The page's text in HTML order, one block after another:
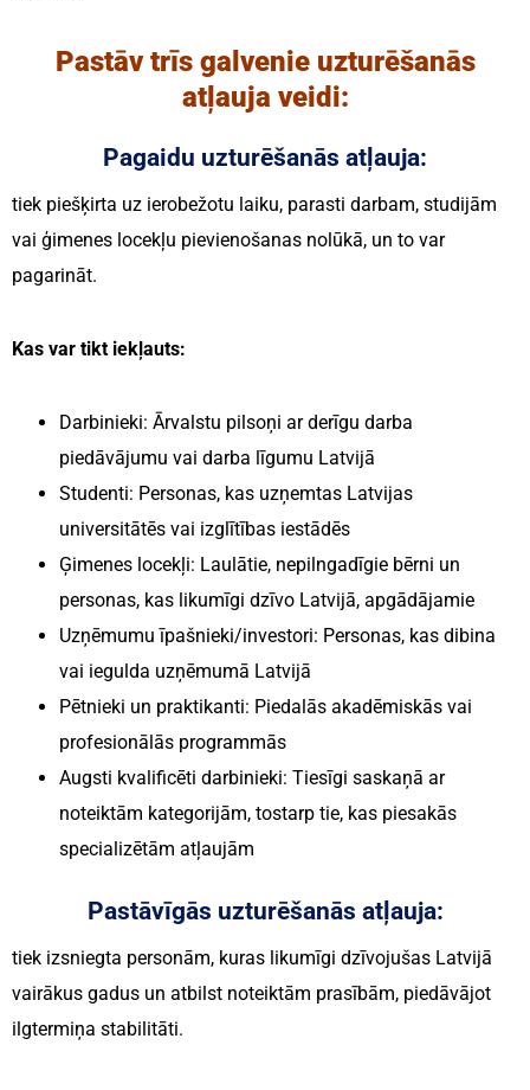
Pastāv trīs galvenie uzturēšanās
atļauja veidi:
Pagaidu uzturēšanās atļauja:
tiek piešķirta uz ierobežotu laiku, parasti darbam, studijām
vai ģimenes locekļu pievienošanas nolūkā, un to var
pagarināt.
Kas var tikt iekļauts:
Darbinieki: Ārvalstu pilsoņi ar derīgu darba
piedāvājumu vai darba līgumu Latvijā
Studenti: Personas, kas uzņemtas Latvijas
universitātēs vai izglītības iestādēs
Ģimenes locekļi: Laulātie, nepilngadīgie bērni un
personas, kas likumīgi dzīvo Latvijā, apgādājamie
Uzņēmumu īpašnieki/investori: Personas, kas dibina
vai iegulda uzņēmumā Latvijā
Pētnieki un praktikanti: Piedalās akadēmiskās vai
profesionālās programmās
Augsti kvalificēti darbinieki: Tiesīgi saskaņā ar
noteiktām kategorijām, tostarp tie, kas piesakās
specializētām atļaujām
Pastāvīgās uzturēšanās atļauja:
tiek izsniegta personām, kuras likumīgi dzīvojušas Latvijā
vairākus gadus un atbilst noteiktām prasībām, piedāvājot
ilgtermiņa stabilitāti.